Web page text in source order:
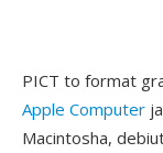
PICT to format
Apple Computer
Macintosha,